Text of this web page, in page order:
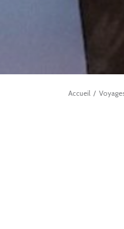
Accueil /